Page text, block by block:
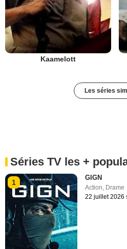
Kaamelott
Les séries
Séries TV les +
1
GIGN
Action, Drame
22 juillet 2026